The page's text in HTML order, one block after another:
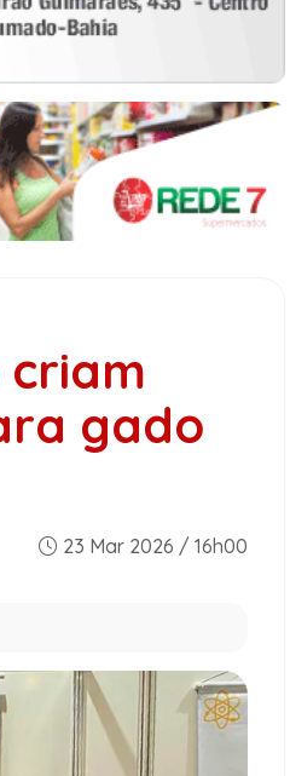
criam
gado
23 Mar 2026 / 16h00